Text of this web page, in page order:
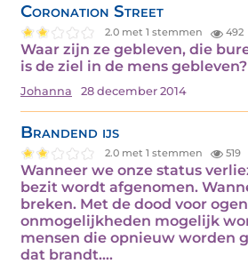
Coronation Street
2.0 met 1 stemmen 492
Waar zijn ze gebleven, die
is de ziel in de mens
Johanna 28 december 2014
Brandend ijs
2.0 met 1 stemmen 519
Wanneer we onze status
bezit wordt afgenomen.
breken. Met de dood voor
onmogelijkheden mogelijk
mensen die opnieuw worden
dat brandt.…